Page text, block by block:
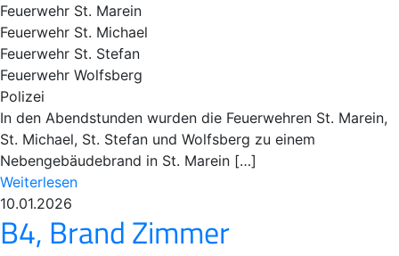
Feuerwehr St. Marein
Feuerwehr St. Michael
Feuerwehr St. Stefan
Feuerwehr Wolfsberg
Polizei
In den Abendstunden wurden die Feuerwehren St. Marein,
St. Michael, St. Stefan und Wolfsberg zu einem
Nebengebäudebrand in St. Marein […]
Weiterlesen
10.01.2026
B4, Brand Zimmer